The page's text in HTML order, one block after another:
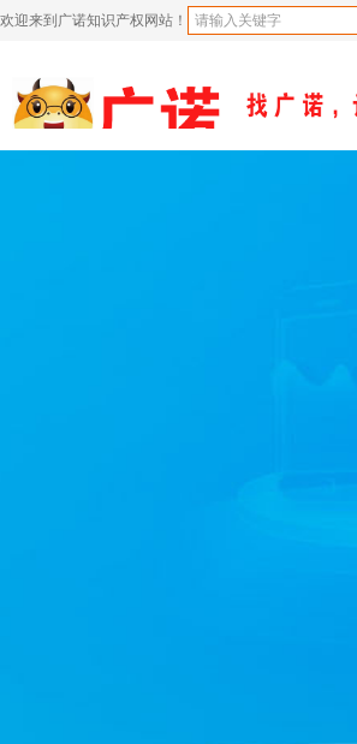
欢迎来到广诺知识产权网站！